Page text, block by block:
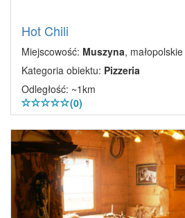
Hot Chili
Miejscowość: Muszyna, małopolskie
Kategoria obiektu: Pizzeria
Odległość: ~1km
(0)